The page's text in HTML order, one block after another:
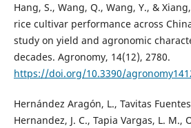
Hang, S., Wang, Q., Wang, Y., &
rice cultivar performance across
study on yield and agronomic
decades. Agronomy, 14(12), 2780.
https://doi.org/10.3390/
Hernández Aragón, L., Tavitas
Hernandez, J. C., Tapia Vargas, L. M.,